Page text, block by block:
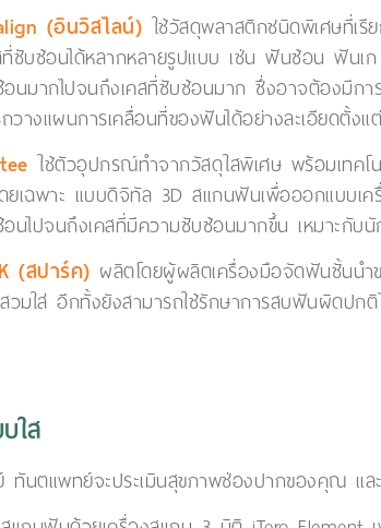
(อินวิสไลน์) ใช้วัสดุพลาสติกชนิดพิเศษที่เ
ที่ซับซ้อนได้หลากหลายรูปแบบ เช่น ฟันซ้อน
นมากไปจนถึงเคสที่ซับซ้อนมาก ซึ่งอาจต้องมีก
วางแผนการเคลื่อนที่ของฟันได้อย่างละเอียดตั้
ใช้ตัวอุปกรณ์ทำจากวัสดุใสพิเศษ พร้อมเทคโ
ยเฉพาะ แบบดิจิทัล 3D สแกนฟันเพื่อออกแบบเ
อนไปจนถึงเคสที่มีความซับซ้อนมากขึ้น เหมาะกั
(สปาร์ค) ผลิตโดยผู้ผลิตเครื่องมือจัดฟันชั้นนำ
วมใส่ อีกทั้งยังสามารถใช้รักษาการสบฟันผิดปก
ใส
นตแพทย์จะประเมินสุขภาพช่องปากของคุณ แ